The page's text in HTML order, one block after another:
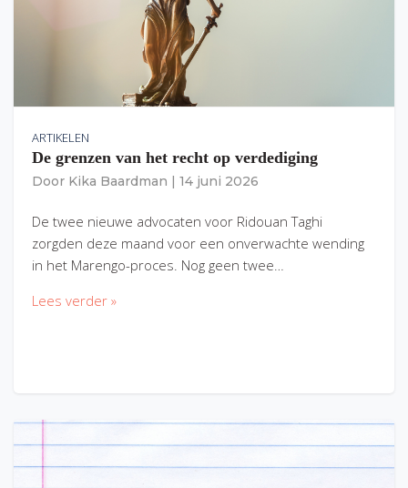
ARTIKELEN
De grenzen van het recht op verdediging
Door Kika Baardman 14 juni 2026
De twee nieuwe advocaten voor Ridouan Taghi
zorgden deze maand voor een onverwachte wending
in het Marengo-proces. Nog geen twee…
Lees verder »